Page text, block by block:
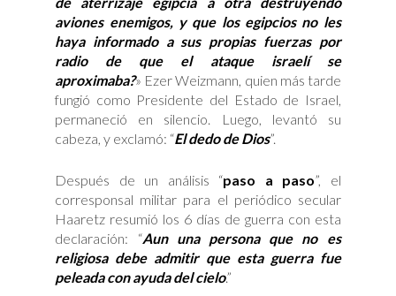
aviones enemigos, y que los egipcios no les
haya informado a sus propias fuerzas por
radio de que el ataque israelí se
aproximaba?» Ezer Weizmann, quien más tarde
fungió como Presidente del Estado de Israel,
permaneció en silencio. Luego, levantó su
cabeza, y exclamó: “El dedo de Dios”.
Después de un análisis “paso a paso”, el
corresponsal militar para el periódico secular
Haaretz resumió los 6 días de guerra con esta
declaración: “Aun una persona que no es
religiosa debe admitir que esta guerra fue
peleada con ayuda del cielo.”